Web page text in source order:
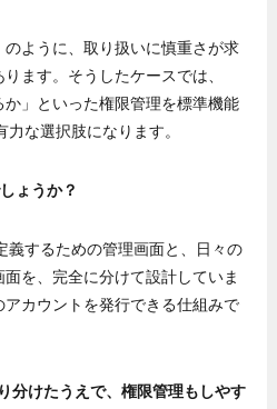
ように、取り扱いに慎重さが求
ます。そうしたケースでは、
か」といった権限管理を標準機能
な選択肢になります。
ょうか？
するための管理画面と、日々の
を、完全に分けて設計していま
カウントを発行できる仕組みで
分けたうえで、権限管理もしやす